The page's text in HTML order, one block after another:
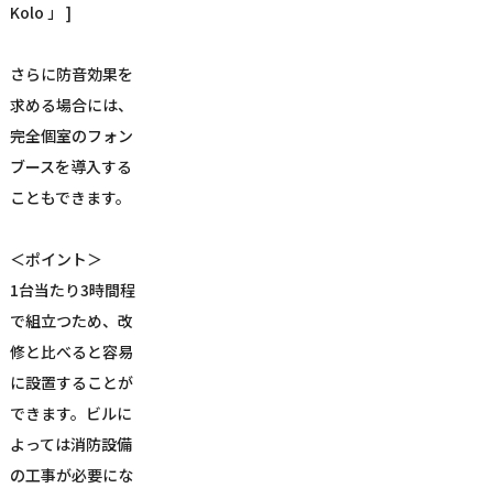
Kolo 」 ]
さらに防音効果を
求める場合には、
完全個室のフォン
ブースを導入する
こともできます。
＜ポイント＞
1台当たり3時間程
で組立つため、改
修と比べると容易
に設置することが
できます。ビルに
よっては消防設備
の工事が必要にな